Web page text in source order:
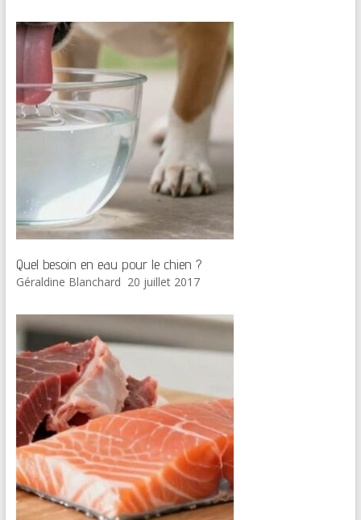
Quel besoin en eau pour le chien ?
Géraldine Blanchard 20 juillet 2017